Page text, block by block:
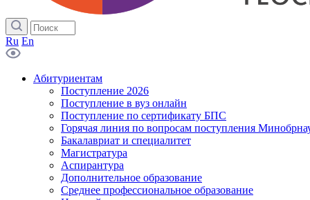
Ru En
Абитуриентам
Поступление 2026
Поступление в вуз онлайн
Поступление по сертификату БПС
Горячая линия по вопросам поступления
Бакалавриат и специалитет
Магистратура
Аспирантура
Дополнительное образование
Среднее профессиональное образование